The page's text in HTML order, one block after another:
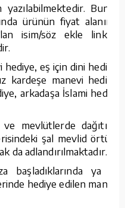
Bunun
ürünün fiyat alanının
isim/söz ekle linkine
eş için dini hediye,
kardeşe manevi hediye,
arkadaşa İslami hediye
mevlütlerde dağıtılan
şal mevlid örtüsü
da adlandırılmaktadır.
başladıklarında ya da
hediye edilen manevi